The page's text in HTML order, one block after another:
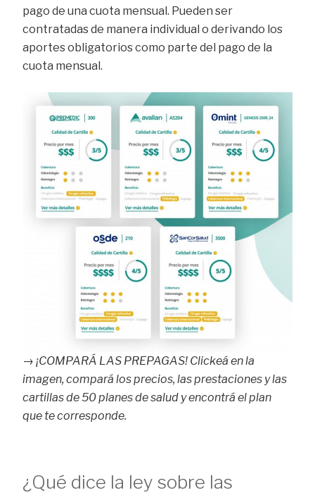
pago de una cuota mensual. Pueden ser
contratadas de manera individual o derivando los
aportes obligatorios como parte del pago de la
cuota mensual.
→ ¡COMPARÁ LAS PREPAGAS! Clickeá en la
imagen, compará los precios, las prestaciones y las
cartillas de 50 planes de salud y encontrá el plan
que te corresponde.
¿Qué dice la ley sobre las